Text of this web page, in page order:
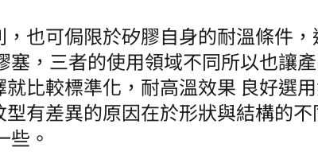
也可侷限於矽膠自身的耐溫條件
，三者的使用領域不同所以也讓
比較標準化，耐高溫效果 良好選
有差異的原因在於形狀與結構的
。